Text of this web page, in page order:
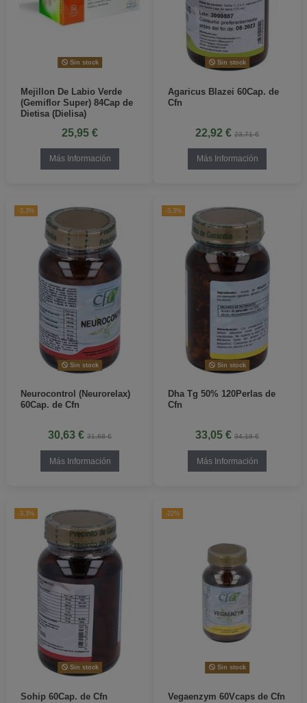
Sin stock
Mejillon De Labio Verde
(Gemiflor Super) 84Cap de
Dietisa (Dielisa)
25,95 €
Más Información
Sin stock
Agaricus Blazei 60Cap. de
Cfn
22,92 € 23,71 €
Más Información
-3,3%
Sin stock
Neurocontrol (Neurorelax)
60Cap. de Cfn
30,63 € 31,68 €
Más Información
-3,3%
Sin stock
Dha Tg 50% 120Perlas de
Cfn
33,05 € 34,18 €
Más Información
-3,3%
Sin stock
Sohip 60Cap. de Cfn
-22%
Sin stock
Vegaenzym 60Vcaps de Cfn